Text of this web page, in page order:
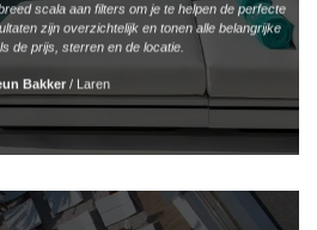
scala aan filters om je te helpen de perfecte
zijn overzichtelijk en tonen alle belangrijke
de prijs, sterren en de locatie.
Bakker / Laren